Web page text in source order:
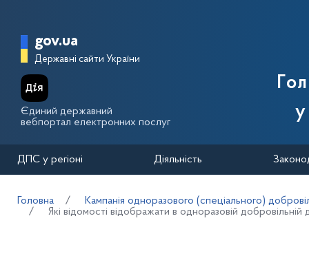
Головна сторінка Державної
gov.ua
Державні сайти України
Єдиний державний
вебпортал електронних послуг
ДПС у регіоні Діяльність
Головна
Кампанія одноразового (спеціального)
Які відомості відображати в одноразовій добровільній